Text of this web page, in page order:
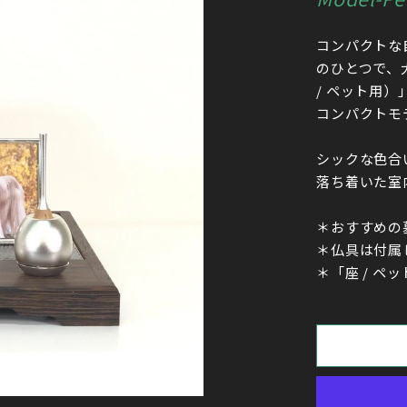
コンパクト
のひとつで
/ ペット用）
コンパクト
シックな色
落ち着いた
＊おすすめ
＊仏具は付
＊「座 / ペッ